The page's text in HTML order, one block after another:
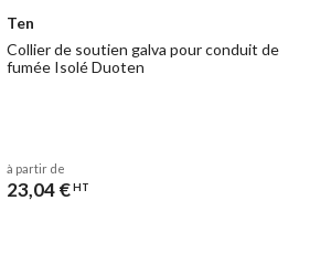
Ten
Collier de soutien galva pour conduit de
fumée Isolé Duoten
à partir de
23,04 €HT